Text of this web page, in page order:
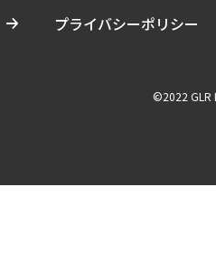
プライバシーポリシー
©2022 GLR